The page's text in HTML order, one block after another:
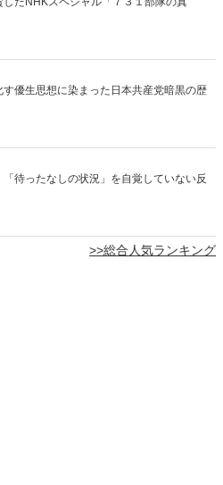
優生思想に染まった日本共産党暗黒の歴
「待ったなしの状況」を自覚していない反
>>総合人気ランキング